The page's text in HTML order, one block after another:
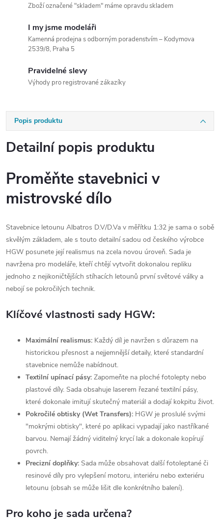
Zboží označené "skladem" máme opravdu skladem
I my jsme modeláři
Kamenná prodejna s odborným poradenstvím – Kodymova
2539/8, Praha 5
Pravidelné slevy
Výhody pro registrované zákazíky
Popis produktu
Detailní popis produktu
Proměňte stavebnici v
mistrovské dílo
Stavebnice letounu Albatros D.V/D.Va v měřítku 1:32 je sama o sobě
skvělým základem, ale s touto detailní sadou od českého výrobce
HGW posunete její realismus na zcela novou úroveň. Sada je
navržena pro modeláře, kteří chtějí vytvořit dokonalou repliku
jednoho z nejikoničtějších stíhacích letounů první světové války a
nebojí se pokročilých technik.
Klíčové vlastnosti sady HGW:
Maximální realismus: Každý díl je navržen s důrazem na
historickou přesnost a nejjemnější detaily, které standardní
stavebnice nemůže nabídnout.
Textilní upínací pásy: Zapomeňte na ploché fotolepty nebo
plastové díly. Sada obsahuje laserem řezané textilní pásy,
které dokonale imitují skutečný materiál a dodají kokpitu život.
Pokročilé obtisky (Wet Transfers): HGW je proslulé svými
"mokrými obtisky", které po aplikaci vypadají jako nastříkané
barvou. Nemají žádný viditelný krycí lak a dokonale kopírují
povrch.
Precizní doplňky: Sada může obsahovat další fotoleptané či
resinové díly pro vylepšení motoru, interiéru nebo exteriéru
letounu (obsah se může lišit dle konkrétního balení).
Pro koho je sada určena?